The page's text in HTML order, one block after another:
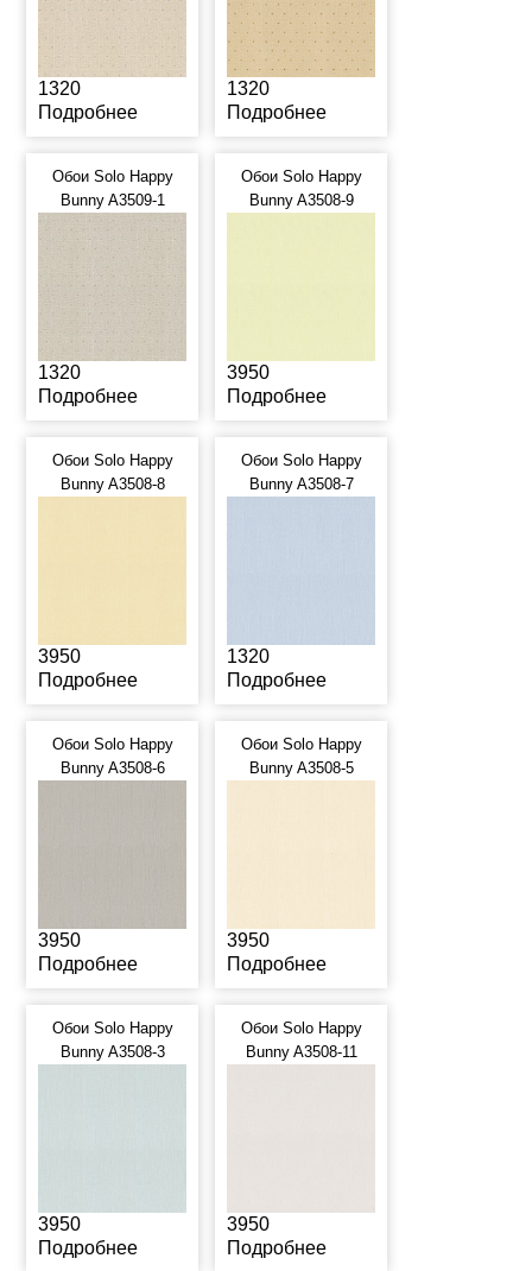
1320
Подробнее
1320
Подробнее
Обои Solo Happy
Bunny A3509-1
1320
Подробнее
Обои Solo Happy
Bunny A3508-9
3950
Подробнее
Обои Solo Happy
Bunny A3508-8
3950
Подробнее
Обои Solo Happy
Bunny A3508-7
1320
Подробнее
Обои Solo Happy
Bunny A3508-6
3950
Подробнее
Обои Solo Happy
Bunny A3508-5
3950
Подробнее
Обои Solo Happy
Bunny A3508-3
3950
Подробнее
Обои Solo Happy
Bunny A3508-11
3950
Подробнее